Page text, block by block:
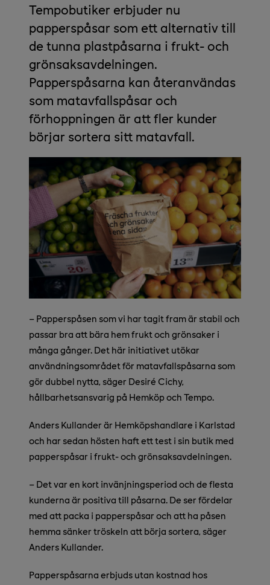
Tempobutiker erbjuder nu
papperspåsar som ett alternativ till
de tunna plastpåsarna i frukt- och
grönsaksavdelningen.
Papperspåsarna kan återanvändas
som matavfallspåsar och
förhoppningen är att fler kunder
börjar sortera sitt matavfall.
– Papperspåsen som vi har tagit fram är stabil och
passar bra att bära hem frukt och grönsaker i
många gånger. Det här initiativet utökar
användningsområdet för matavfallspåsarna som
gör dubbel nytta, säger Desiré Cichy,
hållbarhetsansvarig på Hemköp och Tempo.
Anders Kullander är Hemköpshandlare i Karlstad
och har sedan hösten haft ett test i sin butik med
papperspåsar i frukt- och grönsaksavdelningen.
– Det var en kort invänjningsperiod och de flesta
kunderna är positiva till påsarna. De ser fördelar
med att packa i papperspåsar och att ha påsen
hemma sänker tröskeln att börja sortera, säger
Anders Kullander.
Papperspåsarna erbjuds utan kostnad hos